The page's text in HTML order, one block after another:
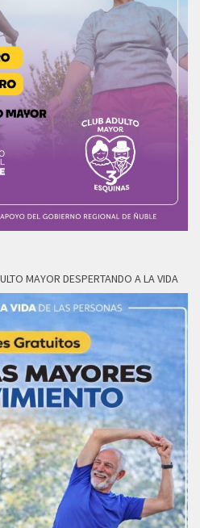
MAYOR DESPERTANDO A LA VIDA